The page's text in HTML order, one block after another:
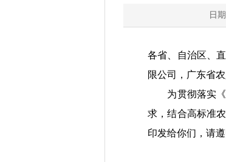
日
各省、自治区 、
限公司，广东省
为贯彻落实
求 ，结合高标准
印发给你们 ， 请